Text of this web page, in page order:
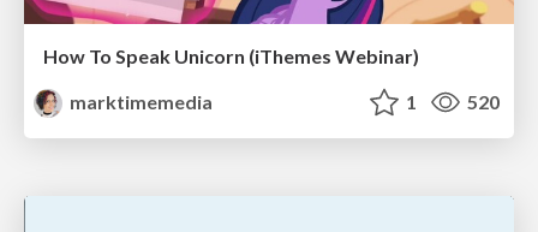
How To Speak Unicorn (iThemes Webinar)
marktimemedia
1 520